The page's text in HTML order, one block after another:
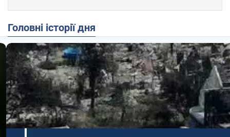
Головні історії дня